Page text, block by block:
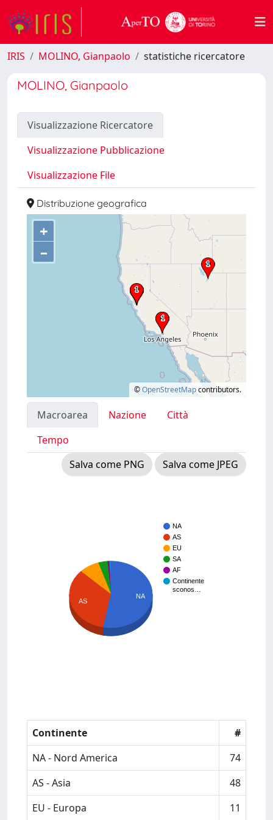
IRIS MOLINO, Gianpaolo statistiche ricercatore
MOLINO, Gianpaolo
Visualizzazione Ricercatore
Visualizzazione Pubblicazione
Visualizzazione File
Distribuzione geografica
+
–
©OpenStreetMapcontributors.
Macroarea Nazione
Città
Tempo
Salva come PNG
Salva come JPEG
NA
AS
EU
SA
AF
Continente
sconos…
AS
NA
Continente
#
NA - Nord America
74
AS - Asia
48
EU - Europa
11